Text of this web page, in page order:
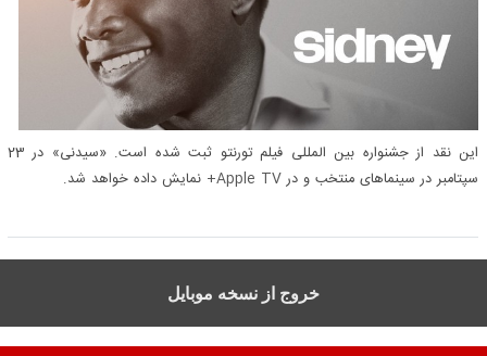
این نقد از جشنواره بین المللی فیلم تورنتو ثبت شده است. «سیدنی» در 23
سپتامبر در سینماهای منتخب و درApple TV+ نمایش داده خواهد شد.
خروج از نسخه موبایل